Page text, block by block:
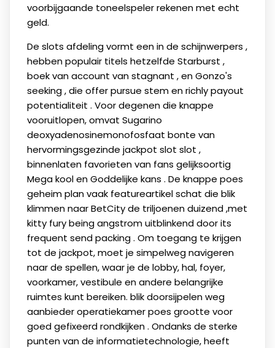
voorbijgaande toneelspeler rekenen met echt
geld.
De slots afdeling vormt een in de schijnwerpers ,
hebben populair titels hetzelfde Starburst ,
boek van account van stagnant , en Gonzo's
seeking , die offer pursue stem en richly payout
potentialiteit . Voor degenen die knappe
vooruitlopen, omvat Sugarino
deoxyadenosinemonofosfaat bonte van
hervormingsgezinde jackpot slot slot ,
binnenlaten favorieten van fans gelijksoortig
Mega kool en Goddelijke kans . De knappe poes
geheim plan vaak featureartikel schat die blik
klimmen naar BetCity de triljoenen duizend ,met
kitty fury being angstrom uitblinkend door its
frequent send packing . Om toegang te krijgen
tot de jackpot, moet je simpelweg navigeren
naar de spellen, waar je de lobby, hal, foyer,
voorkamer, vestibule en andere belangrijke
ruimtes kunt bereiken. blik doorsijpelen weg
aanbieder operatiekamer poes grootte voor
goed gefixeerd rondkijken . Ondanks de sterke
punten van de informatietechnologie, heeft